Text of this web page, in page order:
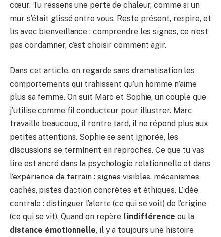
cœur. Tu ressens une perte de chaleur, comme si un
mur s’était glissé entre vous. Reste présent, respire, et
lis avec bienveillance : comprendre les signes, ce n’est
pas condamner, c’est choisir comment agir.
Dans cet article, on regarde sans dramatisation les
comportements qui trahissent qu’un homme n’aime
plus sa femme. On suit Marc et Sophie, un couple que
j’utilise comme fil conducteur pour illustrer. Marc
travaille beaucoup, il rentre tard, il ne répond plus aux
petites attentions. Sophie se sent ignorée, les
discussions se terminent en reproches. Ce que tu vas
lire est ancré dans la psychologie relationnelle et dans
l’expérience de terrain : signes visibles, mécanismes
cachés, pistes d’action concrètes et éthiques. L’idée
centrale : distinguer l’alerte (ce qui se voit) de l’origine
(ce qui se vit). Quand on repère l’indifférence ou la
distance émotionnelle, il y a toujours une histoire